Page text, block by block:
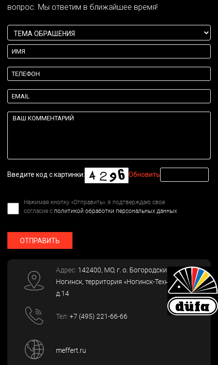
вопрос. Мы ответим в ближайшее время!
Введите код с картинки: Обновить
Нажимая кнопку «Отправить», я подтверждаю свое
согласие с политикой обработки персональных данных
ОТПРАВИТЬ
Адрес: 142400, МО, г. о. Богородский, г.
Ногинск, территория «Ногинск-Технопарк»,
д.14
Тел: +7 (495) 221-66-66
meffert.ru